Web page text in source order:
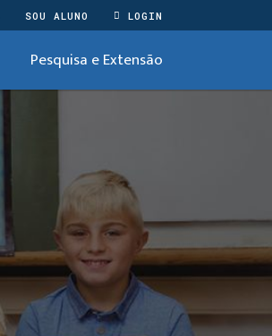
SOU ALUNO LOGIN
Pesquisa e Extensão